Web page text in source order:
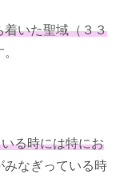
いた聖域（３３
る時には特にお
みなぎっている時